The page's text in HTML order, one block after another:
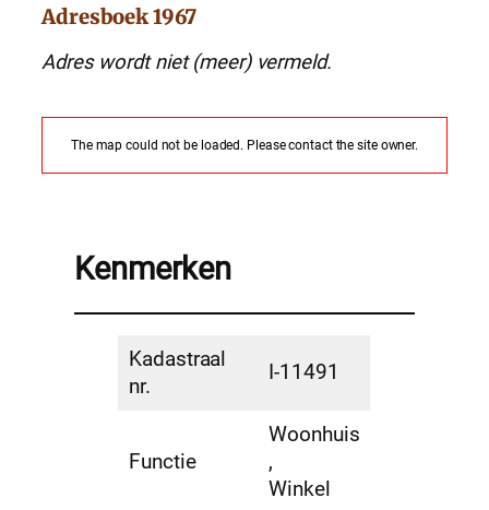
Adresboek 1967
Adres wordt niet (meer) vermeld.
The map could not be loaded. Please contact the site owner.
Kenmerken
Kadastraal
nr.
I-11491
Functie
Woonhuis
,
Winkel